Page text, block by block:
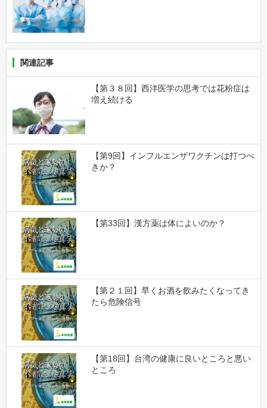
関連記事
【第３８回】西洋医学の思考では花粉症は
増え続ける
【第9回】インフルエンザワクチンは打つべ
きか？
【第33回】漢方薬は体によいのか？
【第２１回】早くお酒を飲みたくなってき
たら危険信号
【第18回】台湾の健康に良いところと悪い
ところ